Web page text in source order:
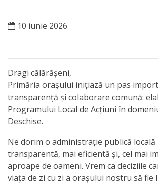
de
al
Actelor
Locale
Primăria
Aparatul
Primăriei
10 iunie 2026
Dragi călărășeni,
Primăria orașului inițiază un pas
transparență și colaborare comună:
Programului Local de Acțiuni în
Deschise.
Ne dorim o administrație publică locală
transparentă, mai eficientă și, cel mai
aproape de oameni. Vrem ca deciziile
viața de zi cu zi a orașului nostru să fie